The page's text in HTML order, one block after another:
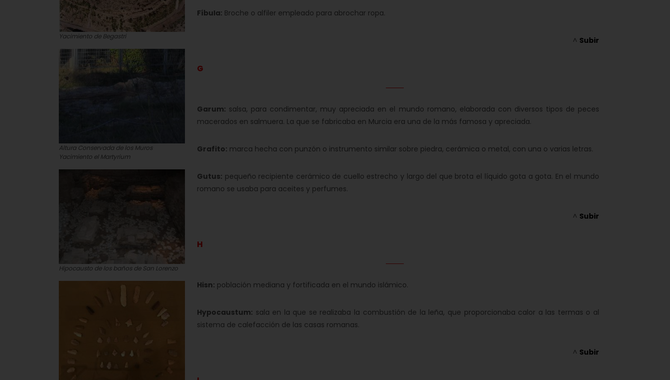
Fíbula: Broche o alfiler empleado para abrochar ropa.
^ Subir
G
Garum: salsa, para condimentar, muy apreciada en el mundo romano, elaborada con diversos tipos de peces
macerados en salmuera. La que se fabricaba en Murcia era una de la más famosa y apreciada.
Grafito: marca hecha con punzón o instrumento similar sobre piedra, cerámica o metal, con una o varias letras.
Gutus: pequeño recipiente cerámico de cuello estrecho y largo del que brota el líquido gota a gota. En el mundo
romano se usaba para aceites y perfumes.
^ Subir
H
Hisn: población mediana y fortificada en el mundo islámico.
Hypocaustum: sala en la que se realizaba la combustión de la leña, que proporcionaba calor a las termas o al
sistema de calefacción de las casas romanas.
^ Subir
Yacimiento de Begastri
Altura Conservada de los Muros
Yacimiento el Martyrium
Hipocausto de los baños de San Lorenzo